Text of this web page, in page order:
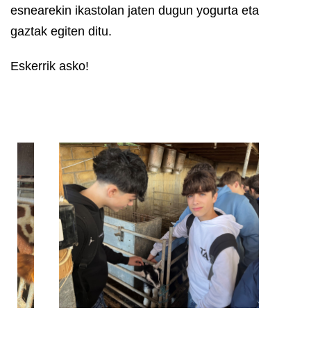
esnearekin ikastolan jaten dugun yogurta eta
gaztak egiten ditu.
Eskerrik asko!